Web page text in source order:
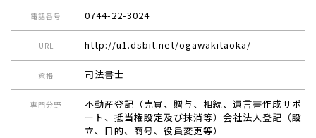
電話番号 0744-22-3024
URL http://u1.dsbit.net/ogawakitaoka/
資格 司法書士
専門分野
不動産登記（売買、贈与、相続、遺言書作成サポ
ート、抵当権設定及び抹消等）会社法人登記（設
立、目的、商号、役員変更等）